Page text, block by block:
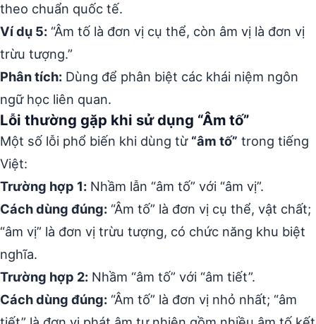
theo chuẩn quốc tế.
Ví dụ 5: “Âm tố là đơn vị cụ thể, còn âm vị là đơn vị
trừu tượng.”
Phân tích: Dùng để phân biệt các khái niệm ngôn
ngữ học liên quan.
Lỗi thường gặp khi sử dụng “Âm tố”
Một số lỗi phổ biến khi dùng từ “âm tố” trong tiếng
Việt:
Trường hợp 1: Nhầm lẫn “âm tố” với “âm vị”.
Cách dùng đúng: “Âm tố” là đơn vị cụ thể, vật chất;
“âm vị” là đơn vị trừu tượng, có chức năng khu biệt
nghĩa.
Trường hợp 2: Nhầm “âm tố” với “âm tiết”.
Cách dùng đúng: “Âm tố” là đơn vị nhỏ nhất; “âm